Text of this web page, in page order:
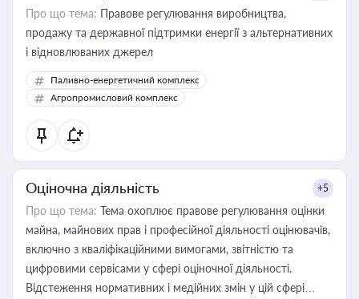
Про що тема: Правове регулювання виробництва,
продажу та державної підтримки енергії з альтернативних
і відновлюваних джерел
Паливно-енергетичний комплекс
Агропромисловий комплекс
Оціночна діяльність +5
Про що тема: Тема охоплює правове регулювання оцінки
майна, майнових прав і професійної діяльності оцінювачів,
включно з кваліфікаційними вимогами, звітністю та
цифровими сервісами у сфері оціночної діяльності.
Відстеження нормативних і медійних змін у цій сфері